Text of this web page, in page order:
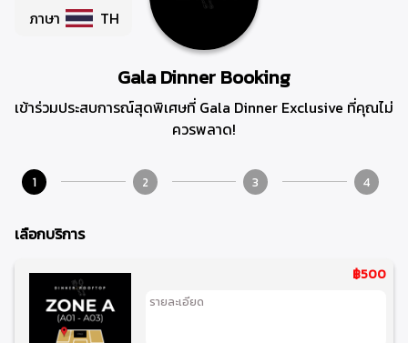
ภาษา TH
Gala Dinner Booking
เข้าร่วมประสบการณ์สุดพิเศษที่ Gala Dinner Exclusive ที่คุณไม่
ควรพลาด!
1 2 3 4
เลือกบริการ
฿500
รายละเอียด